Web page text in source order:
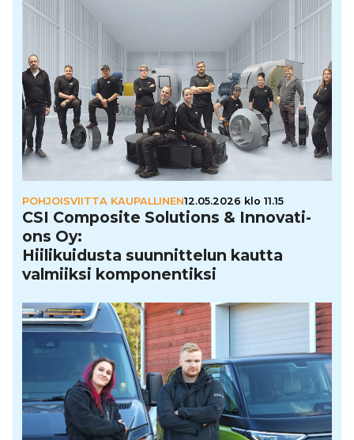
POHJOISVIITTA KAUPALLINEN12.05.2026 klo 11.15
CSI Composite Solutions & Inno­va­ti­
ons Oy:
Hii­li­kui­dusta suun­nit­te­lun kautta
valmiiksi kom­po­nen­tiksi